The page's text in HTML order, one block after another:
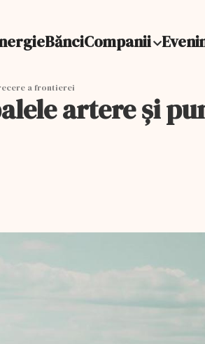
BănciCompanii
a frontierei
artere și